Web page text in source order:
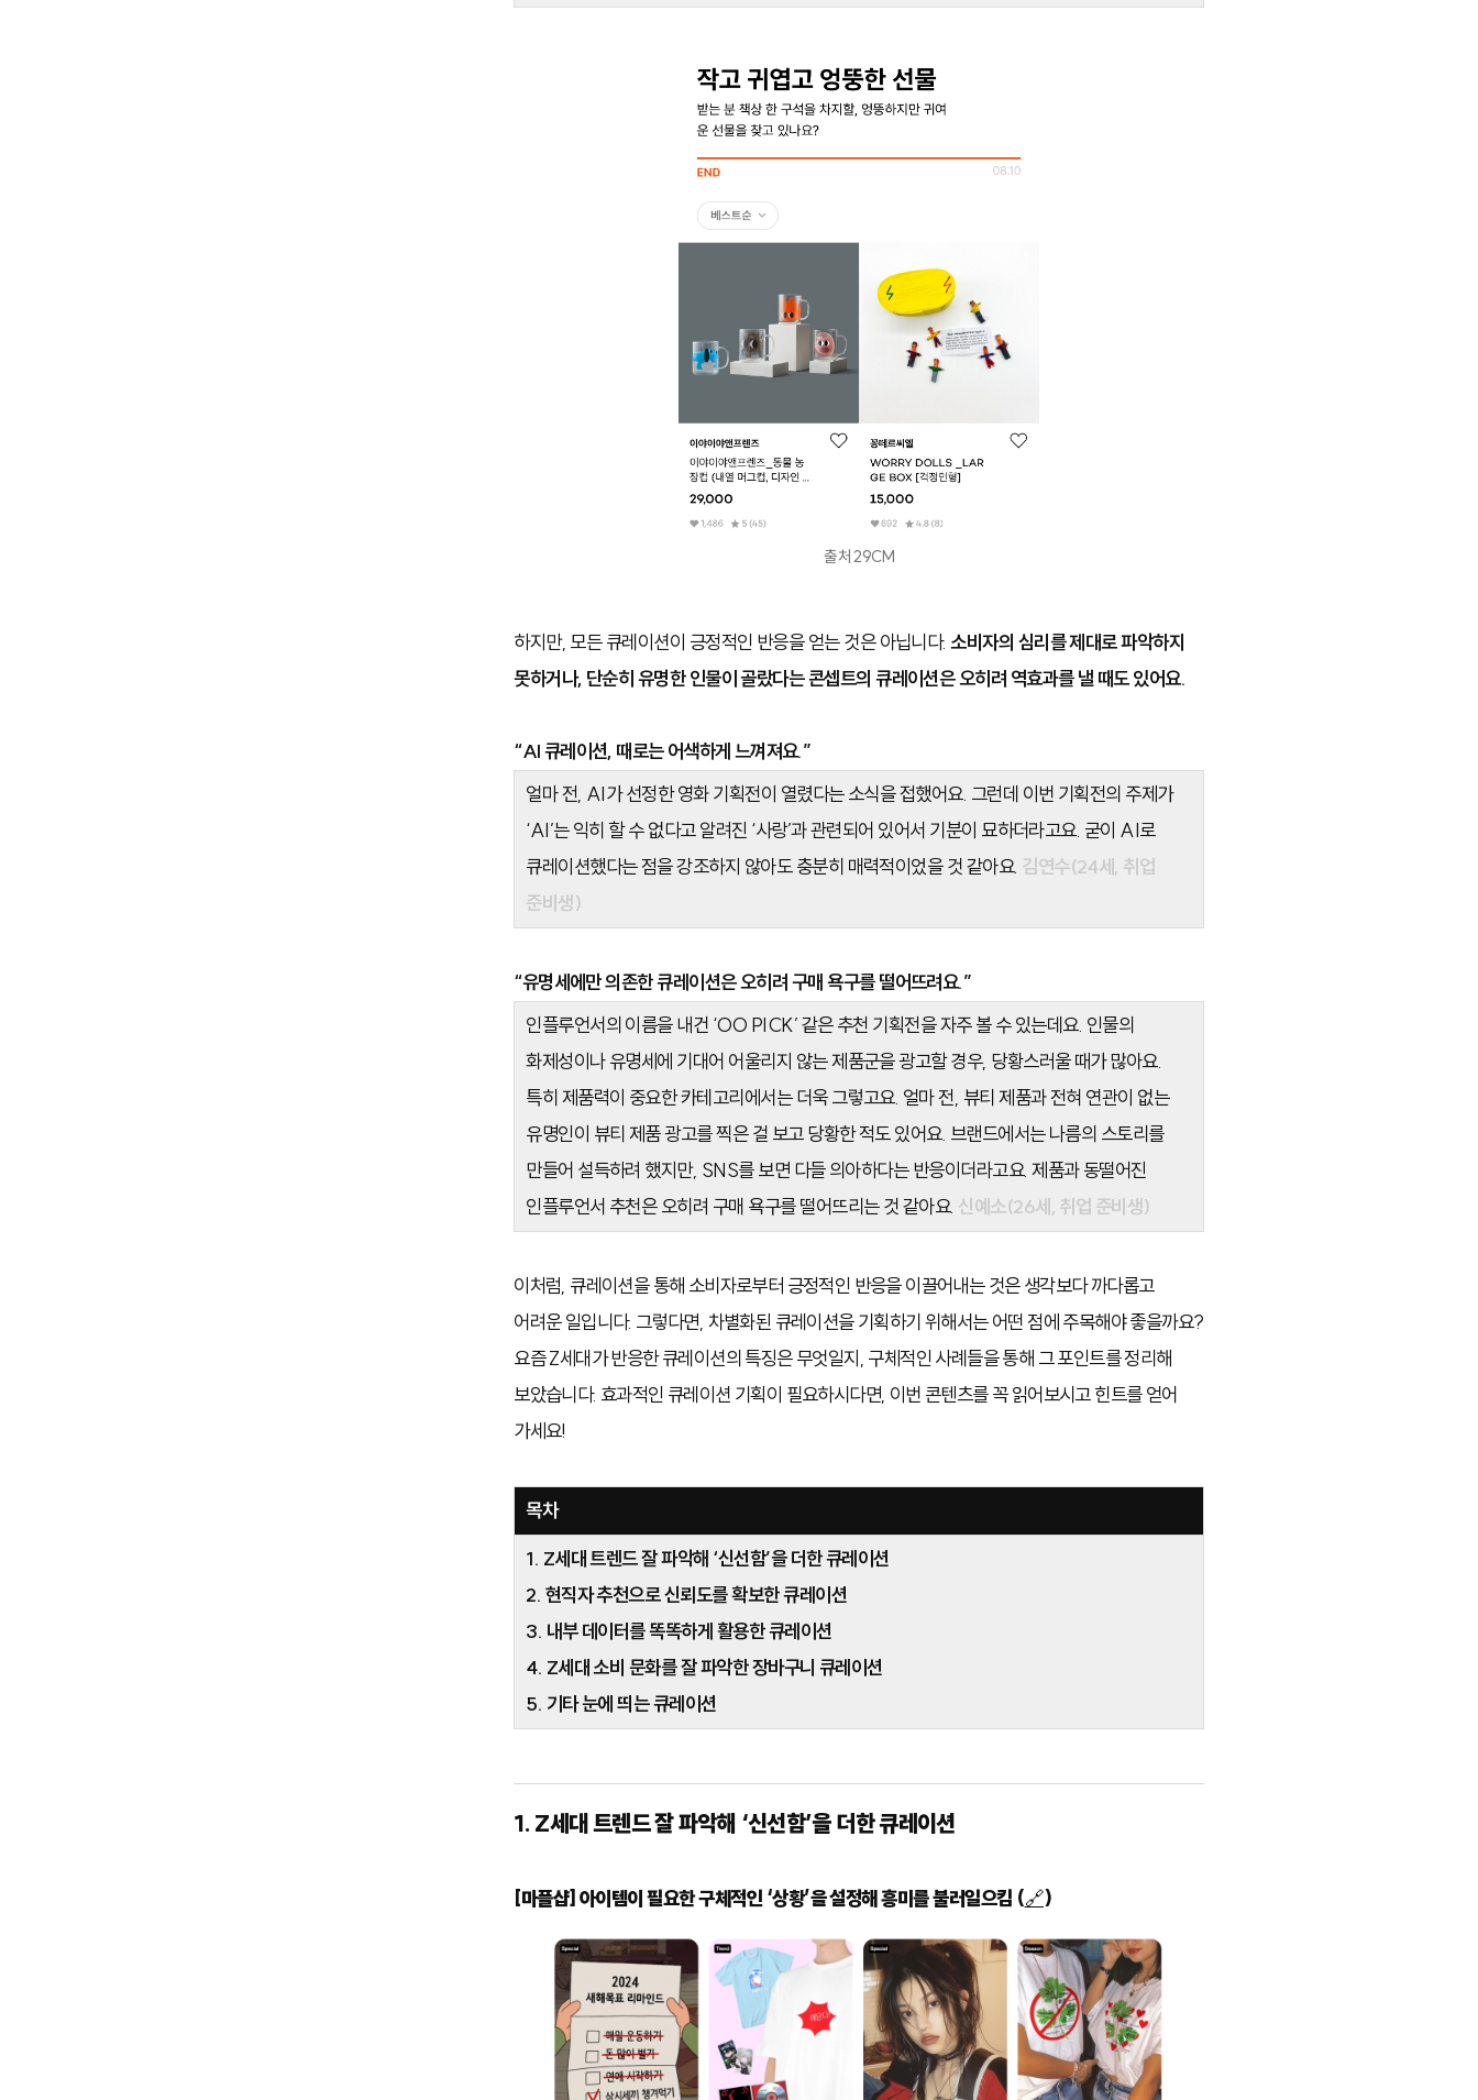
출처 29CM
하지만, 모든 큐레이션이 긍정적인 반응을 얻는 것은 아닙니다. 소비자의 심리를 제대로 파악하지
못하거나, 단순히 유명한 인물이 골랐다는 콘셉트의 큐레이션은 오히려 역효과를 낼 때도 있어요.
“AI 큐레이션, 때로는 어색하게 느껴져요.”
얼마 전, AI가 선정한 영화 기획전이 열렸다는 소식을 접했어요. 그런데 이번 기획전의 주제가
‘AI’는 익히 할 수 없다고 알려진 ‘사랑’과 관련되어 있어서 기분이 묘하더라고요. 굳이 AI로
큐레이션했다는 점을 강조하지 않아도 충분히 매력적이었을 것 같아요. 김연수(24세, 취업
준비생)
“유명세에만 의존한 큐레이션은 오히려 구매 욕구를 떨어뜨려요.”
인플루언서의 이름을 내건 ‘OO PICK’ 같은 추천 기획전을 자주 볼 수 있는데요. 인물의
화제성이나 유명세에 기대어 어울리지 않는 제품군을 광고할 경우, 당황스러울 때가 많아요.
특히 제품력이 중요한 카테고리에서는 더욱 그렇고요. 얼마 전, 뷰티 제품과 전혀 연관이 없는
유명인이 뷰티 제품 광고를 찍은 걸 보고 당황한 적도 있어요. 브랜드에서는 나름의 스토리를
만들어 설득하려 했지만, SNS를 보면 다들 의아하다는 반응이더라고요. 제품과 동떨어진
인플루언서 추천은 오히려 구매 욕구를 떨어뜨리는 것 같아요. 신예소(26세, 취업 준비생)
이처럼, 큐레이션을 통해 소비자로부터 긍정적인 반응을 이끌어내는 것은 생각보다 까다롭고
어려운 일입니다. 그렇다면, 차별화된 큐레이션을 기획하기 위해서는 어떤 점에 주목해야 좋을까요?
요즘 Z세대가 반응한 큐레이션의 특징은 무엇일지, 구체적인 사례들을 통해 그 포인트를 정리해
보았습니다. 효과적인 큐레이션 기획이 필요하시다면, 이번 콘텐츠를 꼭 읽어보시고 힌트를 얻어
가세요!
목차
1. Z세대 트렌드 잘 파악해 ‘신선함’을 더한 큐레이션
2. 현직자 추천으로 신뢰도를 확보한 큐레이션
3. 내부 데이터를 똑똑하게 활용한 큐레이션
4. Z세대 소비 문화를 잘 파악한 장바구니 큐레이션
5. 기타 눈에 띄는 큐레이션
1. Z세대 트렌드 잘 파악해 ‘신선함’을 더한 큐레이션
[마플샵] 아이템이 필요한 구체적인 ‘상황’을 설정해 흥미를 불러일으킴 (🔗)